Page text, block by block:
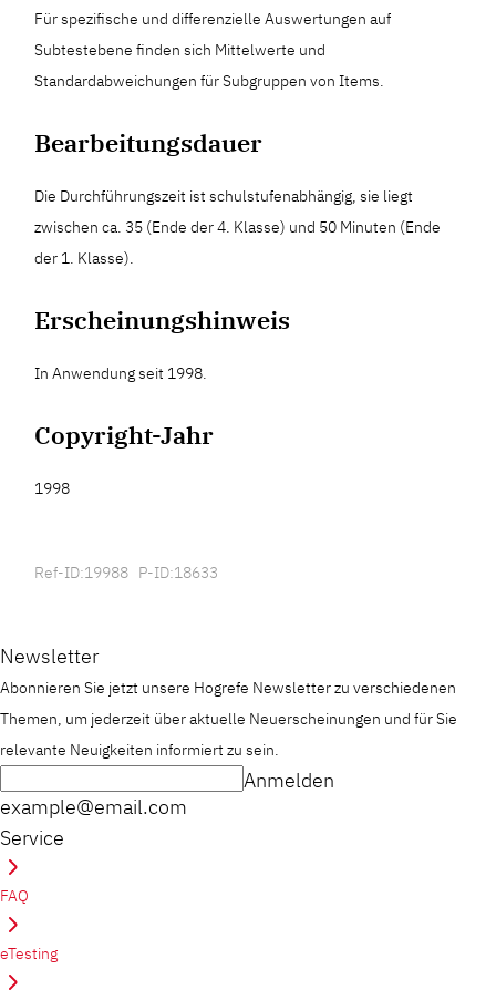
Für spezifische und differenzielle Auswertungen auf
Subtestebene finden sich Mittelwerte und
Standardabweichungen für Subgruppen von Items.
Bearbeitungsdauer
Die Durchführungszeit ist schulstufenabhängig, sie liegt
zwischen ca. 35 (Ende der 4. Klasse) und 50 Minuten (Ende
der 1. Klasse).
Erscheinungshinweis
In Anwendung seit 1998.
Copyright-Jahr
1998
Ref-ID:19988 P-ID:18633
Newsletter
Abonnieren Sie jetzt unsere Hogrefe Newsletter zu verschiedenen
Themen, um jederzeit über aktuelle Neuerscheinungen und für Sie
relevante Neuigkeiten informiert zu sein.
example@email.com
Anmelden
Service
FAQ
eTesting